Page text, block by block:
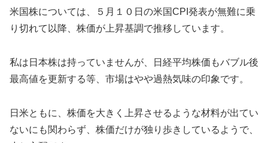
米国株については、５月１０日の米国CPI発表が無難に乗
り切れて以降、株価が上昇基調で推移しています。
私は日本株は持っていませんが、日経平均株価もバブル後
最高値を更新する等、市場はやや過熱気味の印象です。
日米ともに、株価を大きく上昇させるような材料が出てい
ないにも関わらず、株価だけが独り歩きしているようで、